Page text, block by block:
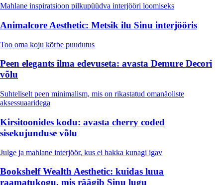
Mahlane inspiratsioon pilkupüüdva interjööri loomiseks
Animalcore Aesthetic: Metsik ilu Sinu interjööris
Too oma koju kõrbe puudutus
Peen elegants ilma edevuseta: avasta Demure Decori
võlu
Suhteliselt peen minimalism, mis on rikastatud omanäoliste
aksessuaaridega
Kirsitoonides kodu: avasta cherry coded
sisekujunduse võlu
Julge ja mahlane interjöör, kus ei hakka kunagi igav
Bookshelf Wealth Aesthetic: kuidas luua
raamatukogu, mis räägib Sinu lugu